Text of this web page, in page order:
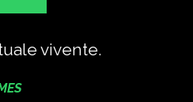
vivente.